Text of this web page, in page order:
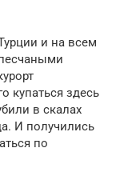
и на всем
купаться здесь
в скалах
И получились
по